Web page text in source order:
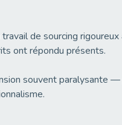
travail de sourcing
ont répondu présents.
souvent paralysante